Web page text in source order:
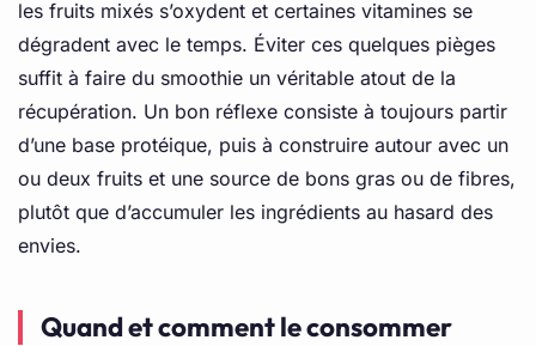
les fruits mixés s’oxydent et certaines vitamines se
dégradent avec le temps. Éviter ces quelques pièges
suffit à faire du smoothie un véritable atout de la
récupération. Un bon réflexe consiste à toujours partir
d’une base protéique, puis à construire autour avec un
ou deux fruits et une source de bons gras ou de fibres,
plutôt que d’accumuler les ingrédients au hasard des
envies.
Quand et comment le consommer